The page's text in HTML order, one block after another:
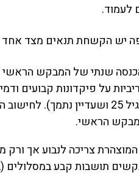
לעמוד.
יש הקשחת תנאים מצד אחד
הראשי.
צריכה לנבוע אך
תושבות קבע במסלולים